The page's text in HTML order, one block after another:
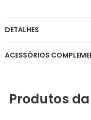
DETALHES
ACESSÓRIOS
Produtos